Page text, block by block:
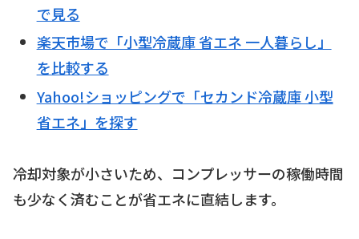
で見る
楽天市場で「小型冷蔵庫 省エネ 一人暮らし」
を比較する
Yahoo!ショッピングで「セカンド冷蔵庫 小型
省エネ」を探す
冷却対象が小さいため、コンプレッサーの稼働時間
も少なく済むことが省エネに直結します。